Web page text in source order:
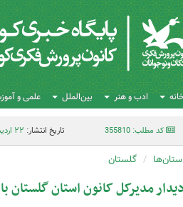
ادب و هنر بین‌الملل علمی و
کد مطلب: 355810 تاریخ انتشار: ۲۲ اردیبهشت ۱۴۰۴ - ۱۱:۲۶
گلستان
دیدار مدیرکل کانون استان گلستان